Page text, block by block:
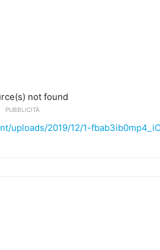
not found
uploads/2019/12/1-
il volume.
PUBBLICITÀ